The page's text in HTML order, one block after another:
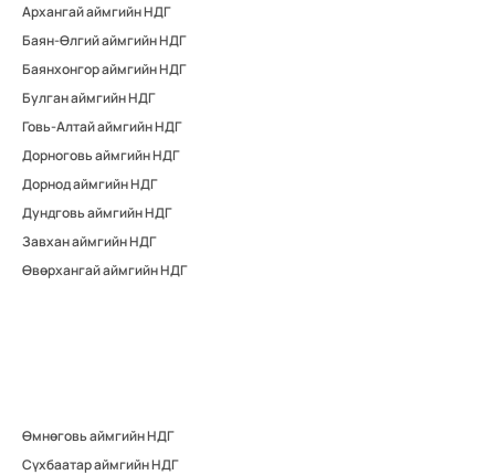
Архангай аймгийн НДГ
Баян-Өлгий аймгийн НДГ
Баянхонгор аймгийн НДГ
Булган аймгийн НДГ
Говь-Алтай аймгийн НДГ
Дорноговь аймгийн НДГ
Дорнод аймгийн НДГ
Дундговь аймгийн НДГ
Завхан аймгийн НДГ
Өвөрхангай аймгийн НДГ
Өмнөговь аймгийн НДГ
Сүхбаатар аймгийн НДГ